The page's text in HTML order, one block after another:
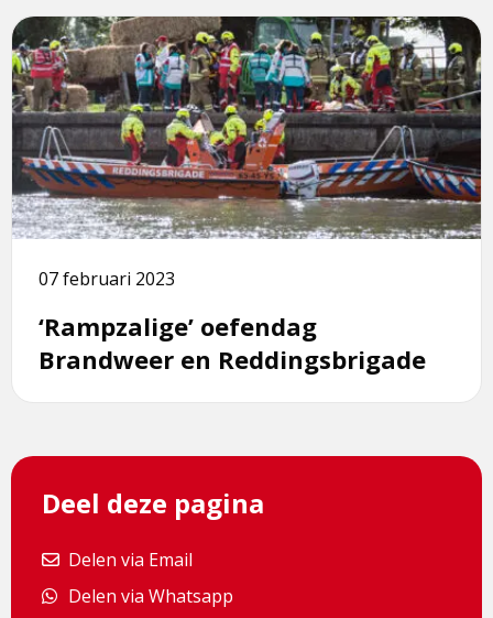
externe
pagina
‘Rampzalige’ oefendag
Brandweer en Reddingsbrigade
07 februari 2023
Lees
meer
over
‘Rampzalige’
oefendag
Brandweer
en
Reddingsbrigade
Deel deze pagina
Delen via Email
Delen via Email
Delen via Whatsapp
Delen via Whatsapp